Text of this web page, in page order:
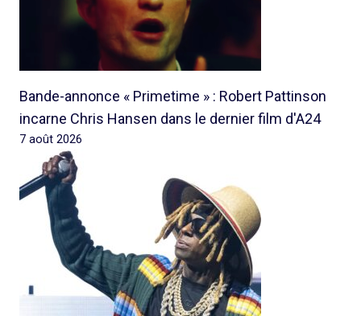
Bande-annonce « Primetime » : Robert Pattinson
incarne Chris Hansen dans le dernier film d'A24
7 août 2026